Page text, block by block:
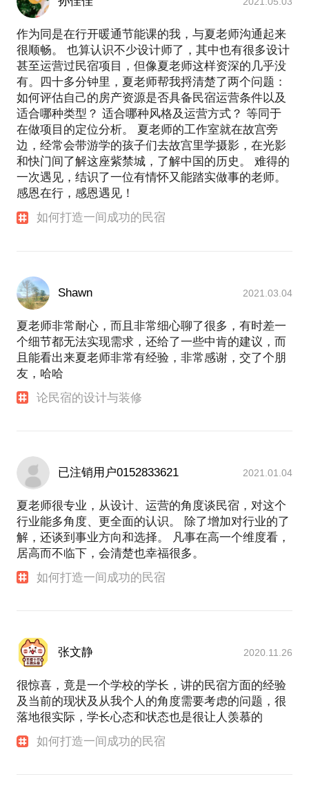
作为同是在行开暖通节能课的我，与夏老师沟通起来
很顺畅。 也算认识不少设计师了，其中也有很多设计
甚至运营过民宿项目，但像夏老师这样资深的几乎没
有。四十多分钟里，夏老师帮我捋清楚了两个问题：
如何评估自己的房产资源是否具备民宿运营条件以及
适合哪种类型？ 适合哪种风格及运营方式？ 等同于
在做项目的定位分析。 夏老师的工作室就在故宫旁
边，经常会带游学的孩子们去故宫里学摄影，在光影
和快门间了解这座紫禁城，了解中国的历史。 难得的
一次遇见，结识了一位有情怀又能踏实做事的老师。
感恩在行，感恩遇见！
如何打造一间成功的民宿
Shawn 2021.03.04
夏老师非常耐心，而且非常细心聊了很多，有时差一
个细节都无法实现需求，还给了一些中肯的建议，而
且能看出来夏老师非常有经验，非常感谢，交了个朋
友，哈哈
论民宿的设计与装修
已注销用户0152833621 2021.01.04
夏老师很专业，从设计、运营的角度谈民宿，对这个
行业能多角度、更全面的认识。 除了增加对行业的了
解，还谈到事业方向和选择。 凡事在高一个维度看，
居高而不临下，会清楚也幸福很多。
如何打造一间成功的民宿
张文静 2020.11.26
很惊喜，竟是一个学校的学长，讲的民宿方面的经验
及当前的现状及从我个人的角度需要考虑的问题，很
落地很实际，学长心态和状态也是很让人羡慕的
如何打造一间成功的民宿